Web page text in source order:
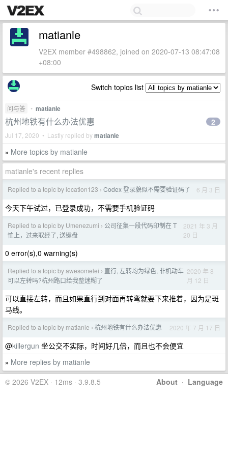
matianle
V2EX member #498862, joined on 2020-07-13 08:47:08
+08:00
Switch topics list
问与答 • matianle
杭州地铁有什么办法优惠
Jul 17, 2020 • Lastly replied bymatianle
2
» More topics by matianle
matianle's recent replies
Replied to a topic by location123 › Codex 登录貌似不需要验证码了 6 月 3 日
今天下午试过，已登录成功，不需要手机验证码
Replied to a topic by Umenezumi › 公司征集一段代码印制在 T
恤上，过来取经了, 送键盘
2021 年 3 月
20 日
0 error(s),0 warning(s)
Replied to a topic by awesomelei › 直行, 左转均为绿色, 非机动车
可以左转吗?杭州路口给我整迷糊了
2020 年 8
月 12 日
可以直接左转，而且如果直行到对面再转弯就要下来推着，因为是斑
马线。
Replied to a topic by matianle › 杭州地铁有什么办法优惠 2020 年 7 月 17 日
@killergun 坐公交不实际，时间好几倍，而且也不会便宜
» More replies by matianle
About · Language
© 2026 V2EX · 12ms · 3.9.8.5